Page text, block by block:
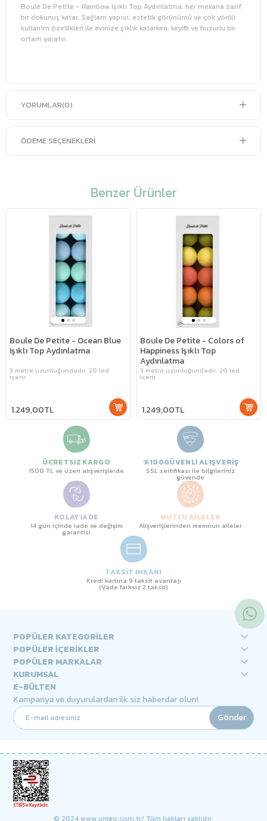
Boule De Petite - Rainbow Işıklı Top Aydınlatma, her mekana zarif
bir dokunuş katar. Sağlam yapısı, estetik görünümü ve çok yönlü
kullanım özellikleri ile evinize şıklık katarken, keyifli ve huzurlu bir
ortam yaratır.
YORUMLAR(0)
ÖDEME SEÇENEKLERI
Benzer Ürünler
Boule De Petite - Ocean Blue
Işıklı Top Aydınlatma
3 metre uzunluğundadır. 20 led
içerir.
1.249,00TL
Boule De Petite - Colors of
Happiness Işıklı Top
Aydınlatma
3 metre uzunluğundadır. 20 led
içerir.
1.249,00TL
ÜCRETSİZ KARGO
1500 TL ve üzeri alışverişlerde
%100GÜVENLİ ALIŞVERİŞ
SSL sertifikası ile bilgileriniz
güvende
KOLAY İADE
14 gün içinde iade ve değişim
garantisi
MUTLU AİLELER
Alışverişlerinden memnun aileler
TAKSİT İMKANI
Kredi kartına 9 taksit avantajı
(Vade farksız 2 taksit)
POPÜLER KATEGORİLER
POPÜLER İÇERİKLER
POPÜLER MARKALAR
KURUMSAL
E-BÜLTEN
Kampanya ve duyurulardan ilk siz haberdar olun!
Gönder
© 2024 www.unigo.com.tr/ Tüm hakları saklıdır.